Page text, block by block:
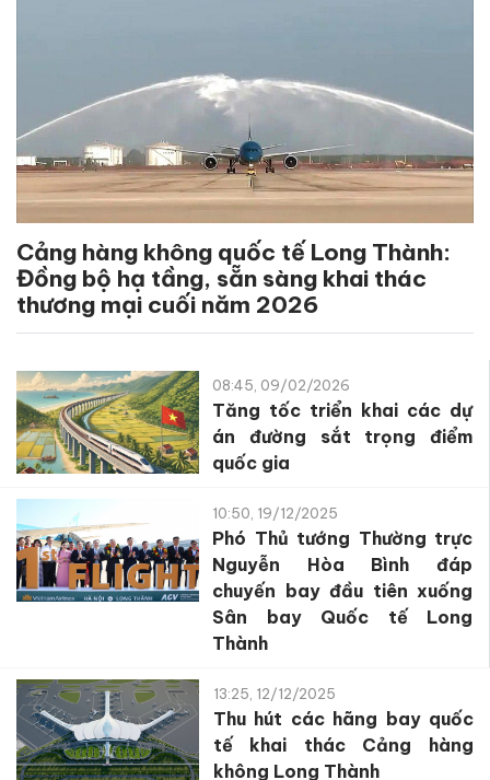
Cảng hàng không quốc tế Long Thành:
Đồng bộ hạ tầng, sẵn sàng khai thác
thương mại cuối năm 2026
08:45, 09/02/2026
Tăng tốc triển khai các dự
án đường sắt trọng điểm
quốc gia
10:50, 19/12/2025
Phó Thủ tướng Thường trực
Nguyễn Hòa Bình đáp
chuyến bay đầu tiên xuống
Sân bay Quốc tế Long
Thành
13:25, 12/12/2025
Thu hút các hãng bay quốc
tế khai thác Cảng hàng
không Long Thành